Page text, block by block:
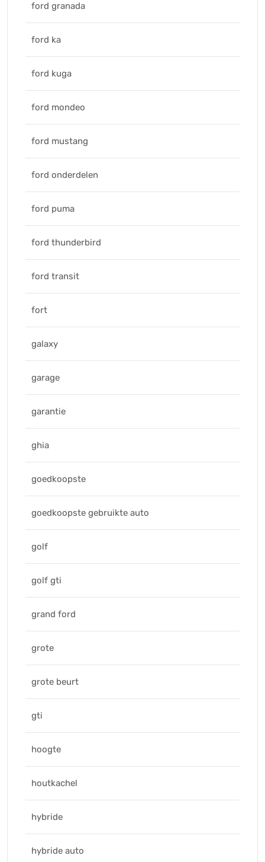
ford granada
ford ka
ford kuga
ford mondeo
ford mustang
ford onderdelen
ford puma
ford thunderbird
ford transit
fort
galaxy
garage
garantie
ghia
goedkoopste
goedkoopste gebruikte auto
golf
golf gti
grand ford
grote
grote beurt
gti
hoogte
houtkachel
hybride
hybride auto